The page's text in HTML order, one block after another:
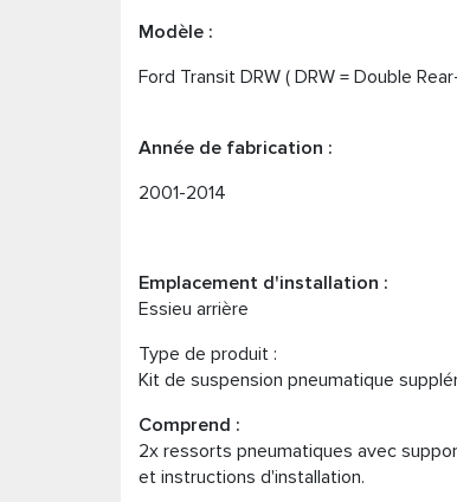
Modèle :
Ford Transit DRW ( DRW = Double
Année de fabrication :
2001-2014
Emplacement d'installation :
Essieu arrière
Type de produit :
Kit de suspension pneumatique
Comprend :
2x ressorts pneumatiques avec
et instructions d'installation.